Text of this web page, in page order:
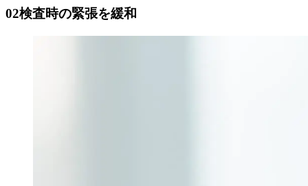
02検査時の緊張を緩和